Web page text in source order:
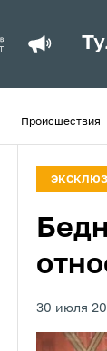
Происшествия
30 июля